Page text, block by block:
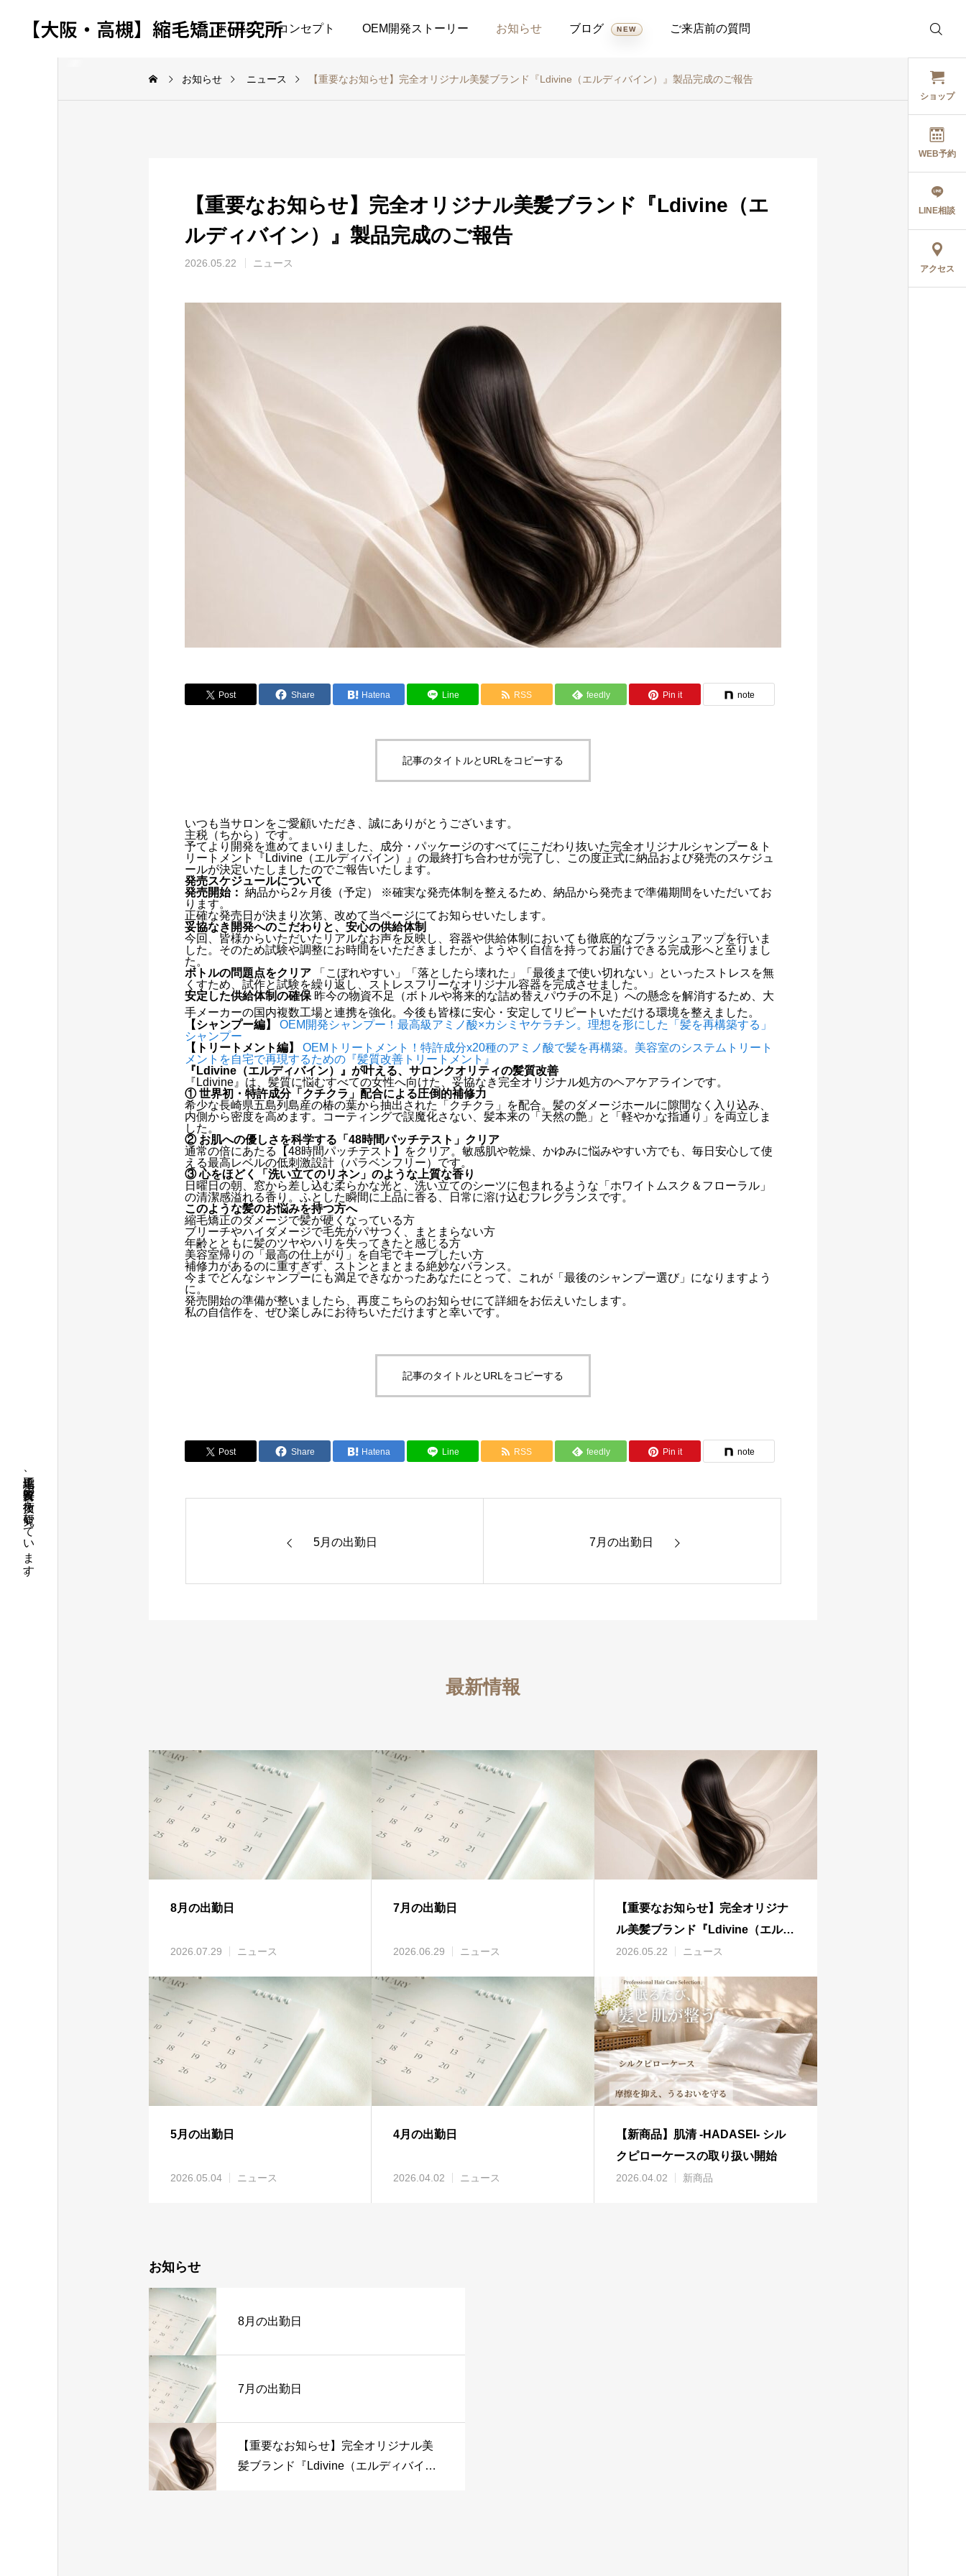
【大阪・高槻】縮毛矯正研究所
ホーム コンセプト OEM開発ストーリー お知らせ ブログ NEW ご来店前の質問
全て 新商品 スケジュール 製品保証案内
8月の出勤日
2026.06.29
7月の出勤日
2026.05.22
【重要なお知らせ】完全オリ
ン）』製品完成のご報告
KERAFFECT BIO
ェクト バイオコネクタ
ー）誕生
2026.07.26
湿気で広がる髪に新提
案！ケラフェクト「VKブ
ースターセラムミスト」
ラッシュアディクトとエ
マーキットの違いを比較
｜選び方と特徴わかりや
【2年かけて完成】髪質
OEMトリートメント！特
で髪を再構築。美容室の
システムトリートメント
を自宅で再現するための
縮毛矯正、髪質改善の技術を研究しています。
ショップ
WEB予約
LINE相談
アクセス
お知らせ ニュース 【重要なお知らせ】完全オリジナル美髪ブランド『Ldivine（エルディバイン）』製品完成のご報告
【重要なお知らせ】完全オリジナル美髪ブランド『Ldivine（エ
ルディバイン）』製品完成のご報告
2026.05.22 ニュース
Post Share Hatena Line RSS feedly Pin it note
記事のタイトルとURLをコピーする
いつも当サロンをご愛顧いただき、誠にありがとうございます。
主税（ちから）です。
予てより開発を進めてまいりました、成分・パッケージのすべてにこだわり抜いた完全オリジナルシャンプー＆ト
リートメント『Ldivine（エルディバイン）』の最終打ち合わせが完了し、この度正式に納品および発売のスケジュ
ールが決定いたしましたのでご報告いたします。
発売スケジュールについて
発売開始： 納品から2ヶ月後（予定） ※確実な発売体制を整えるため、納品から発売まで準備期間をいただいてお
ります。
正確な発売日が決まり次第、改めて当ページにてお知らせいたします。
妥協なき開発へのこだわりと、安心の供給体制
今回、皆様からいただいたリアルなお声を反映し、容器や供給体制においても徹底的なブラッシュアップを行いま
した。そのため試験や調整にお時間をいただきましたが、ようやく自信を持ってお届けできる完成形へと至りまし
た。
ボトルの問題点をクリア 「こぼれやすい」「落としたら壊れた」「最後まで使い切れない」といったストレスを無
くすため、試作と試験を繰り返し、ストレスフリーなオリジナル容器を完成させました。
安定した供給体制の確保 昨今の物資不足（ボトルや将来的な詰め替えパウチの不足）への懸念を解消するため、大
手メーカーの国内複数工場と連携を強化。今後も皆様に安心・安定してリピートいただける環境を整えました。
【シャンプー編】
OEM開発シャンプー！最高級アミノ酸×カシミヤケラチン。理想を形にした「髪を再構築する」
シャンプー
【トリートメント編】
OEMトリートメント！特許成分x20種のアミノ酸で髪を再構築。美容室のシステムトリート
メントを自宅で再現するための『髪質改善トリートメント』
『Ldivine（エルディバイン）』が叶える、サロンクオリティの髪質改善
『Ldivine』は、髪質に悩むすべての女性へ向けた、妥協なき完全オリジナル処方のヘアケアラインです。
① 世界初・特許成分「クチクラ」配合による圧倒的補修力
希少な長崎県五島列島産の椿の葉から抽出された「クチクラ」を配合。髪のダメージホールに隙間なく入り込み、
内側から密度を高めます。コーティングで誤魔化さない、髪本来の「天然の艶」と「軽やかな指通り」を両立しま
した。
② お肌への優しさを科学する「48時間パッチテスト」クリア
通常の倍にあたる【48時間パッチテスト】をクリア。敏感肌や乾燥、かゆみに悩みやすい方でも、毎日安心して使
える最高レベルの低刺激設計（パラベンフリー）です。
③ 心をほどく「洗い立てのリネン」のような上質な香り
日曜日の朝、窓から差し込む柔らかな光と、洗い立てのシーツに包まれるような「ホワイトムスク＆フローラル」
の清潔感溢れる香り。ふとした瞬間に上品に香る、日常に溶け込むフレグランスです。
このような髪のお悩みを持つ方へ
縮毛矯正のダメージで髪が硬くなっている方
ブリーチやハイダメージで毛先がパサつく、まとまらない方
年齢とともに髪のツヤやハリを失ってきたと感じる方
美容室帰りの「最高の仕上がり」を自宅でキープしたい方
補修力があるのに重すぎず、ストンとまとまる絶妙なバランス。
今までどんなシャンプーにも満足できなかったあなたにとって、これが「最後のシャンプー選び」になりますよう
に。
発売開始の準備が整いましたら、再度こちらのお知らせにて詳細をお伝えいたします。
私の自信作を、ぜひ楽しみにお待ちいただけますと幸いです。
記事のタイトルとURLをコピーする
Post Share Hatena Line RSS feedly Pin it note
5月の出勤日 7月の出勤日
最新情報
8月の出勤日
2026.07.29 ニュース
7月の出勤日
2026.06.29 ニュース
【重要なお知らせ】完全オリジナ
ル美髪ブランド『Ldivine（エルデ
ィバイン）』製品完成のご報告
2026.05.22 ニュース
5月の出勤日
2026.05.04 ニュース
4月の出勤日
2026.04.02 ニュース
【新商品】肌清 -HADASEI- シル
クピローケースの取り扱い開始
2026.04.02 新商品
お知らせ
8月の出勤日
7月の出勤日
【重要なお知らせ】完全オリジナル美
髪ブランド『Ldivine（エルディバイ